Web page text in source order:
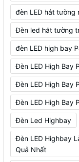
đèn LED hắt tường
Đèn led hắt tường
đèn LED high bay
Đèn LED High Bay
Đèn LED High Bay
Đèn LED High Bay
Đèn Led Highbay
Đèn LED Highbay
Quả Nhất